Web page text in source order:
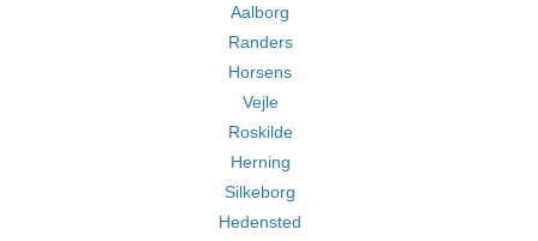
Aalborg
Randers
Horsens
Vejle
Roskilde
Herning
Silkeborg
Hedensted